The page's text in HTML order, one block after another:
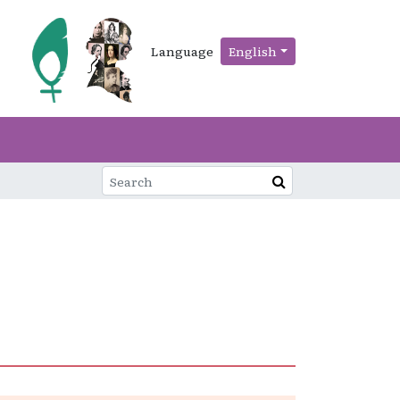
Language English